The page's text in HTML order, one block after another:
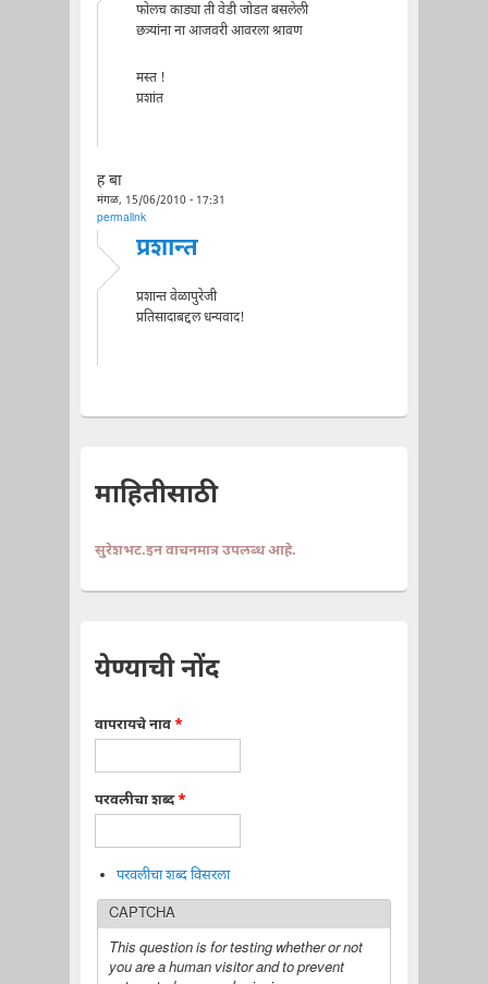
फोलच काड्या ती वेडी जोडत बसलेली
छत्र्यांना ना आजवरी आवरला श्रावण
मस्त !
प्रशांत
ह बा
मंगळ, 15/06/2010 - 17:31
permalink
प्रशान्त
प्रशान्त वेळापुरेजी
प्रतिसादाबद्दल धन्यवाद!
माहितीसाठी
सुरेशभट.इन वाचनमात्र उपलब्ध आहे.
येण्याची नोंद
वापरायचे नाव *
परवलीचा शब्द*
परवलीचा शब्द विसरला
CAPTCHA
This question is for testing whether or not
you are a human visitor and to prevent